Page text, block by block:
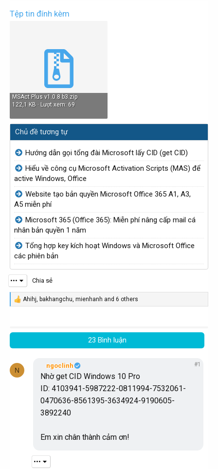
Tệp tin đính kèm
MSAct Plus v1.0.8 b3.zip
122,1 KB · Lượt xem: 69
Chủ đề tương tự
Hướng dẫn gọi tổng đài Microsoft lấy CID (get CID)
Hiểu về công cụ Microsoft Activation Scripts (MAS) để
active Windows, Office
Website tạo bản quyền Microsoft Office 365 A1, A3,
A5 miễn phí
Microsoft 365 (Office 365): Miễn phí nâng cấp mail cá
nhân bản quyền 1 năm
Tổng hợp key kích hoạt Windows và Microsoft Office
các phiên bản
••• Chia sẻ
R
t
o
s
Ahihj, bakhangchu, mienhanh and 6 others
23 Bình luận
N
ngoclinh #1
Nhờ get CID Windows 10 Pro
ID: 4103941-5987222-0811994-7532061-
0470636-8561395-3634924-9190605-
3892240
Em xin chân thành cảm ơn!
•••